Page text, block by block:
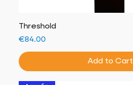
Threshold
Price
€84.00
Add to Cart